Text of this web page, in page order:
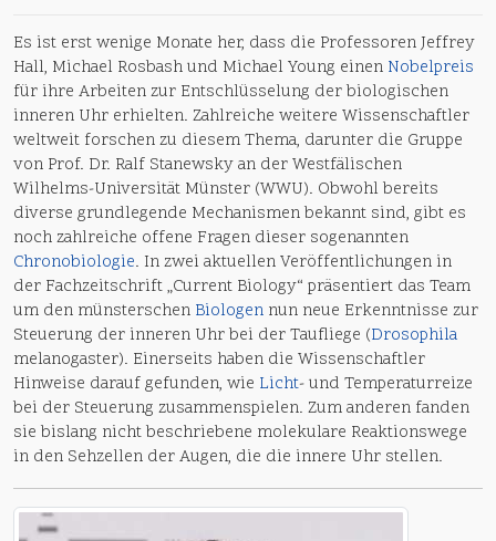
Es ist erst wenige Monate her, dass die Professoren Jeffrey
Hall, Michael Rosbash und Michael Young einen Nobelpreis
für ihre Arbeiten zur Entschlüsselung der biologischen
inneren Uhr erhielten. Zahlreiche weitere Wissenschaftler
weltweit forschen zu diesem Thema, darunter die Gruppe
von Prof. Dr. Ralf Stanewsky an der Westfälischen
Wilhelms-Universität Münster (WWU). Obwohl bereits
diverse grundlegende Mechanismen bekannt sind, gibt es
noch zahlreiche offene Fragen dieser sogenannten
Chronobiologie. In zwei aktuellen Veröffentlichungen in
der Fachzeitschrift „Current Biology“ präsentiert das Team
um den münsterschen Biologen nun neue Erkenntnisse zur
Steuerung der inneren Uhr bei der Taufliege (Drosophila
melanogaster). Einerseits haben die Wissenschaftler
Hinweise darauf gefunden, wie Licht- und Temperaturreize
bei der Steuerung zusammenspielen. Zum anderen fanden
sie bislang nicht beschriebene molekulare Reaktionswege
in den Sehzellen der Augen, die die innere Uhr stellen.